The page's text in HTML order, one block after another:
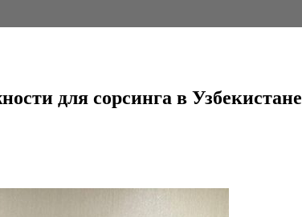
для сорсинга в Узбекистане